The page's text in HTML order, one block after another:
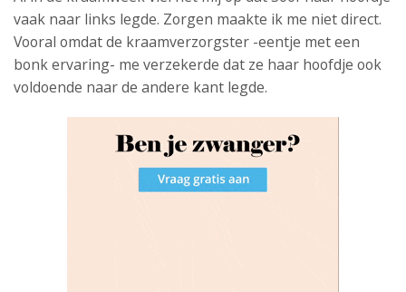
vaak naar links legde. Zorgen maakte ik me niet direct.
Vooral omdat de kraamverzorgster -eentje met een
bonk ervaring- me verzekerde dat ze haar hoofdje ook
voldoende naar de andere kant legde.